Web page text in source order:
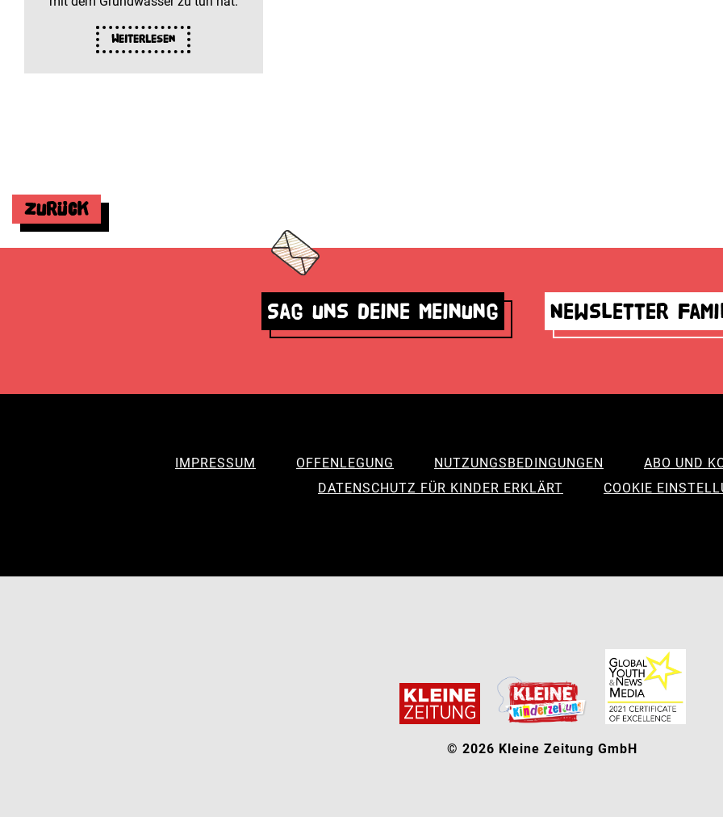
Weiterlesen
Zurück
Sag uns deine Meinung Newsletter
IMPRESSUM OFFENLEGUNG NUTZUNGSBEDINGUNGEN
ABO UND
DATENSCHUTZ FÜR KINDER ERKLÄRT
COOKIE
© 2026 Kleine Zeitung GmbH